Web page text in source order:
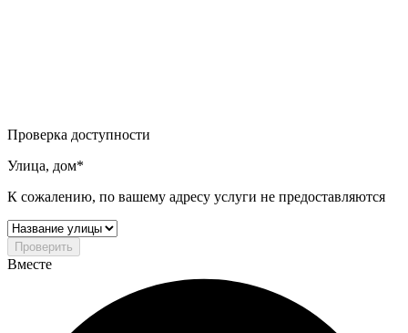
Проверка доступности
Улица, дом*
К сожалению, по вашему адресу услуги не предоставляются
Проверить
Вместе